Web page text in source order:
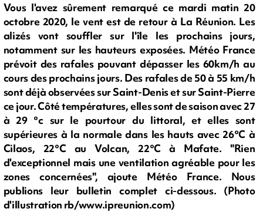
Vous l'avez sûrement remarqué ce mardi matin 20
octobre 2020, le vent est de retour à La Réunion. Les
alizés vont souffler sur l'île les prochains jours,
notamment sur les hauteurs exposées. Météo France
prévoit des rafales pouvant dépasser les 60km/h au
cours des prochains jours. Des rafales de 50 à 55 km/h
sont déjà observées sur Saint-Denis et sur Saint-Pierre
ce jour. Côté températures, elles sont de saison avec 27
à 29 °c sur le pourtour du littoral, et elles sont
supérieures à la normale dans les hauts avec 26°C à
Cilaos, 22°C au Volcan, 22°C à Mafate. "Rien
d'exceptionnel mais une ventilation agréable pour les
zones concernées", ajoute Météo France. Nous
publions leur bulletin complet ci-dessous. (Photo
d'illustration rb/www.ipreunion.com)